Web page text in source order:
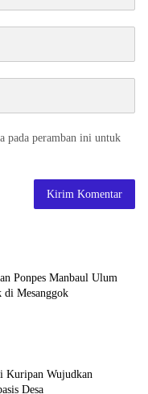
pada peramban ini untuk
Ponpes Manbaul Ulum
di Mesanggok
Kuripan Wujudkan
Desa